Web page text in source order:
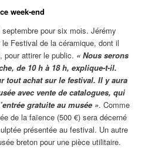
week-end
pour six mois. Jérémy
Festival de la céramique, dont il
pour attirer le public. « Nous serons
de 10 h à 18 h, explique-t-il.
tout achat sur le festival. Il y aura
avec vente de catalogues, qui
gratuite au musée ». Comme
de la faïence (500 €) sera décerné
présentée au festival. Un autre
breton pour une pièce utilitaire.